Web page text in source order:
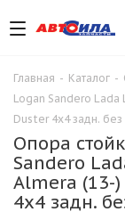
Главная - Каталог -
Logan Sandero Lada
Duster 4x4 задн.
Опора
Sandero
Almera (13-
4x4 задн.